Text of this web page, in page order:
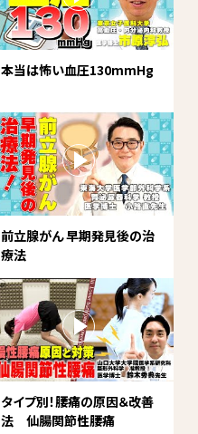
本当は怖い血圧130mmHg
前立腺がん 早期発見後の治
療法
タイプ別！腰痛の原因＆改善
法 仙腸関節性腰痛